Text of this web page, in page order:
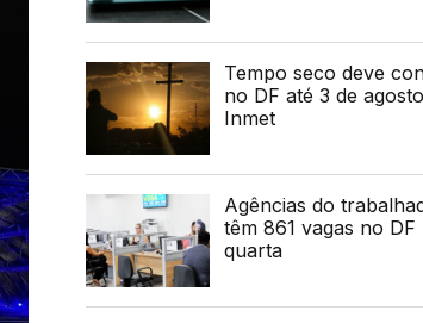
Tempo seco deve
no DF até 3 de
Inmet
Agências do
têm 861 vagas no DF
quarta